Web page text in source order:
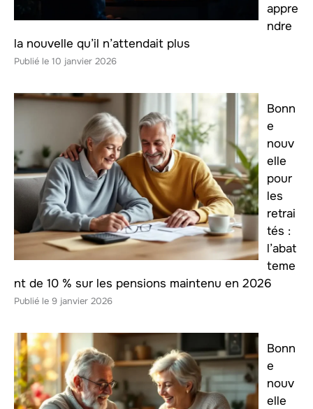
appre
ndre
la nouvelle qu’il n’attendait plus
10 janvier 2026
Bonn
e
nouv
elle
pour
les
retrai
tés :
l’abat
teme
nt de 10 % sur les pensions maintenu en 2026
9 janvier 2026
Bonn
e
nouv
elle